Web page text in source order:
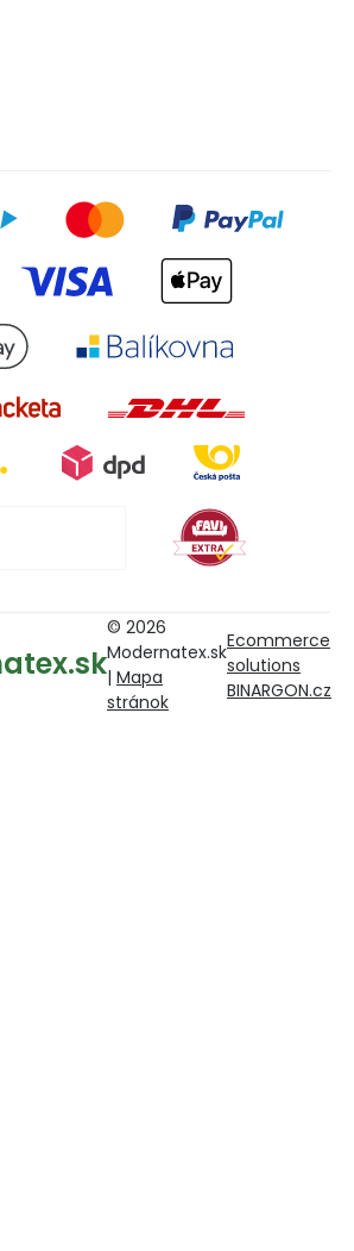
© 2026
Modernatex.sk
| Mapa
stránok
Ecommerce
solutions
BINARGON.cz